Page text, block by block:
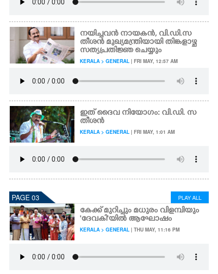
ZOOM
നയിച്ചവൻ നായകൻ, വി.ഡി.സ
തീശൻ മുഖ്യമന്ത്രിയായി തിങ്കളാഴ്ച
സത്യപ്രതിജ്ഞ ചെയ്യും
KERALA > GENERAL | FRI MAY, 12:57 AM
ഇത് ദൈവ നിയോഗം: വി.ഡി. സ
തീശൻ
KERALA > GENERAL | FRI MAY, 1:01 AM
PAGE 03 PLAY ALL
കേക്ക് മുറിച്ചും മധുരം വിളമ്പിയും
'ദേവകി"യിൽ ആഘോഷം
KERALA > GENERAL | THU MAY, 11:16 PM